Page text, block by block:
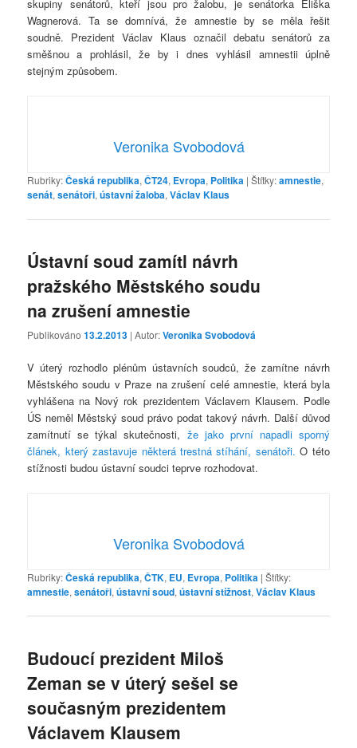
skupiny senátorů, kteří jsou pro žalobu, je senátorka Eliška
Wagnerová. Ta se domnívá, že amnestie by se měla řešit
soudně. Prezident Václav Klaus označil debatu senátorů za
směšnou a prohlásil, že by i dnes vyhlásil amnestii úplně
stejným způsobem.
Veronika Svobodová
Rubriky:Česká republika,ČT24, Evropa, Politika |Štítky:amnestie,
senát,senátoři,ústavní žaloba,Václav Klaus
Ústavní soud zamítl návrh
pražského Městského soudu
na zrušení amnestie
Publikováno13.2.2013 | Autor:Veronika Svobodová
V úterý rozhodlo plénům ústavních soudců, že zamítne návrh
Městského soudu v Praze na zrušení celé amnestie, která byla
vyhlášena na Nový rok prezidentem Václavem Klausem. Podle
ÚS neměl Městský soud právo podat takový návrh. Další důvod
zamítnutí se týkal skutečnosti, že jako první napadli sporný
článek, který zastavuje některá trestná stíhání, senátoři. O této
stížnosti budou ústavní soudci teprve rozhodovat.
Veronika Svobodová
Rubriky:Česká republika,ČTK, EU, Evropa, Politika |Štítky:
amnestie,senátoři,ústavní soud,ústavní stížnost,Václav Klaus
Budoucí prezident Miloš
Zeman se v úterý sešel se
současným prezidentem
Václavem Klausem